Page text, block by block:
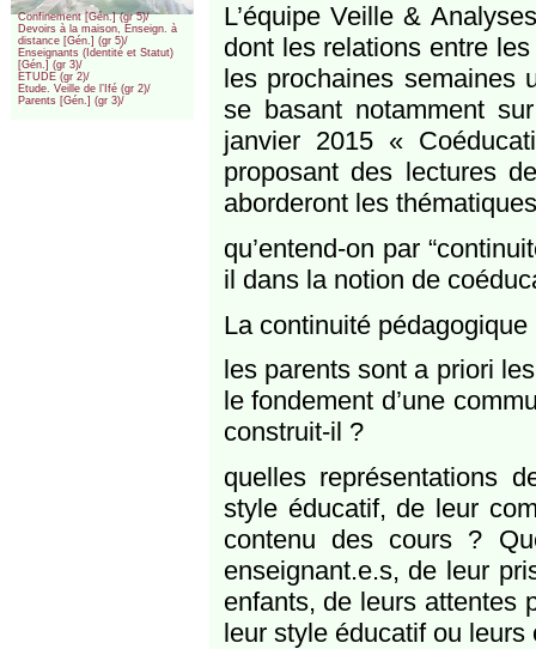
Confinement [Gén.] (gr 5)/
Devoirs à la maison, Enseign. à
distance [Gén.] (gr 5)/
Enseignants (Identité et Statut)
[Gén.] (gr 3)/
ETUDE (gr 2)/
Etude. Veille de l’Ifé (gr 2)/
Parents [Gén.] (gr 3)/
L’équipe Veille &
dont les relations entre
les prochaines semaines
se basant notamment
janvier 2015 «
proposant des lectures
aborderont les
qu’entend-on par
il dans la notion de
La continuité
les parents sont a priori
le fondement d’une
construit-il ?
quelles représentations
style éducatif, de leur
contenu des cours ?
enseignant.e.s, de leur
enfants, de leurs attentes
leur style éducatif ou